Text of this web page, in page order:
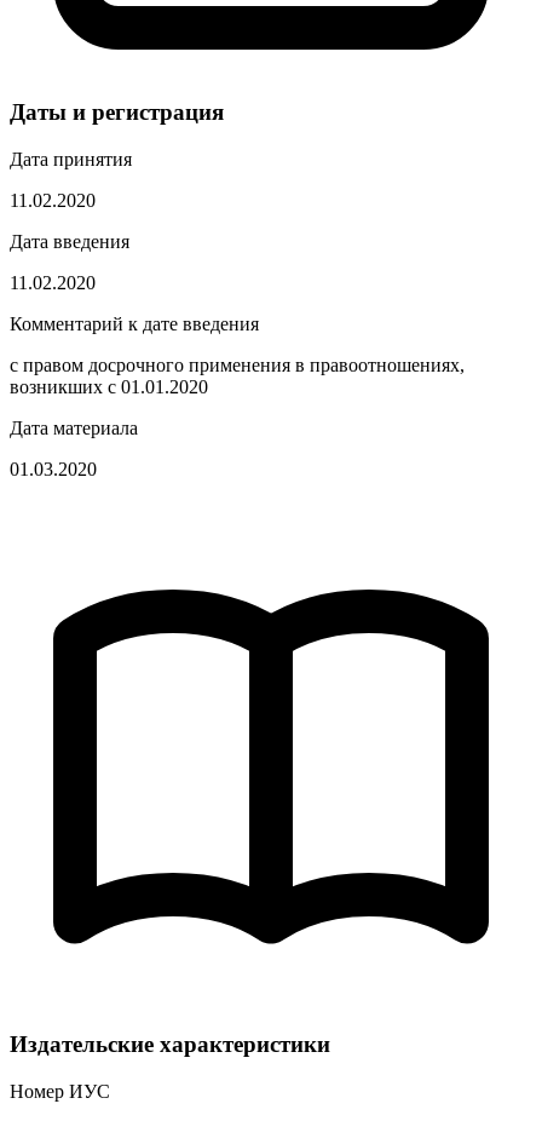
Даты и регистрация
Дата принятия
11.02.2020
Дата введения
11.02.2020
Комментарий к дате введения
с правом досрочного применения в правоотношениях,
возникших с 01.01.2020
Дата материала
01.03.2020
Издательские характеристики
Номер ИУС